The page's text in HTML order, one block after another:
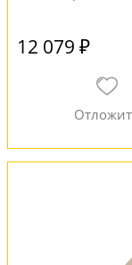
12 079 ₽